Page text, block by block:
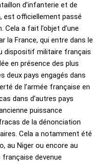
d’infanterie et de
est officiellement passé
a fait l’objet d’une
la France, qui entre dans le
dispositif militaire français
en présence des plus
deux pays engagés dans
de l’armée française en
dans d’autres pays
puissance
de la dénonciation
Cela a notamment été
au Niger ou encore au
française devenue